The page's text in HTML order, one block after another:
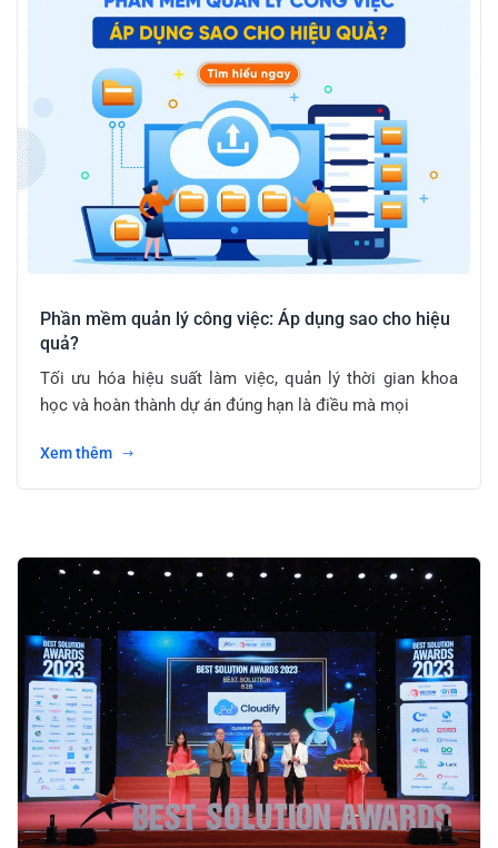
Phần mềm quản lý công việc: Áp dụng sao cho hiệu
quả?
Tối ưu hóa hiệu suất làm việc, quản lý thời gian khoa
học và hoàn thành dự án đúng hạn là điều mà mọi
Xem thêm